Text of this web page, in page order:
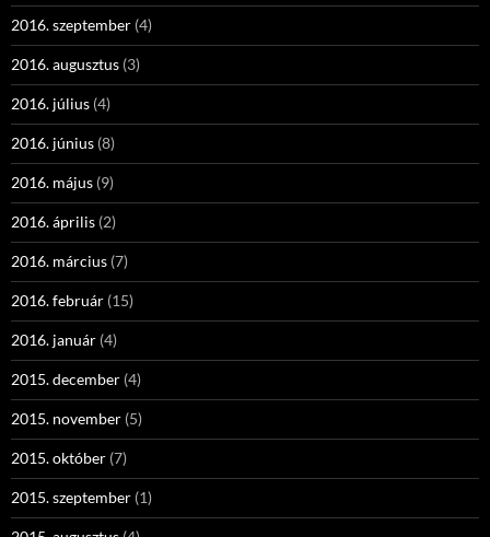
2016. szeptember (4)
2016. augusztus (3)
2016. július (4)
2016. június (8)
2016. május (9)
2016. április (2)
2016. március (7)
2016. február (15)
2016. január (4)
2015. december (4)
2015. november (5)
2015. október (7)
2015. szeptember (1)